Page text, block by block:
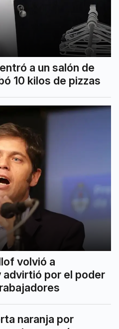
a un salón de
10 kilos de pizzas
volvió a
advirtió por el poder
naranja por